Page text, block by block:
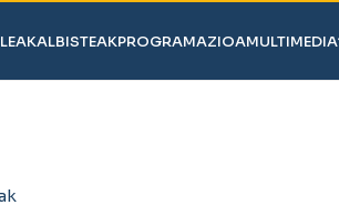
ALBISTEAKPROGRAMAZIOAMULTIMEDIA